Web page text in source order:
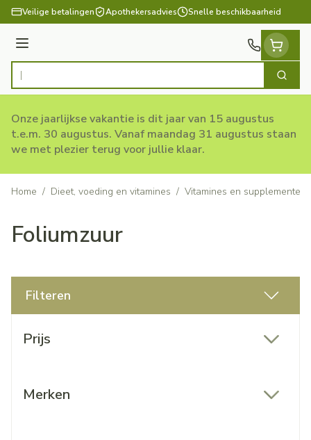
Ga naar de inhoud
Veilige betalingen Apothekersadvies Snelle beschikbaarheid
Menu
Product, merk, categorie... Zoek
Onze jaarlijkse vakantie is dit jaar van 15 augustus
t.e.m. 30 augustus. Vanaf maandag 31 augustus staan
we met plezier terug voor jullie klaar.
Home / Dieet, voeding en vitamines / Vitamines en supplementen
Foliumzuur
Filteren
Prijs
Merken